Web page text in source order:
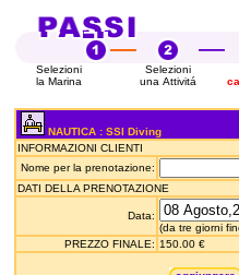
Selezioni
la Marina
Selezioni
una Attivitá
NAUTICA : SSI Diving
INFORMAZIONI CLIENTI
Nome per la prenotazione:
DATI DELLA PRENOTAZIONE
Data:
(da tre giorni
PREZZO FINALE: 150.00 €